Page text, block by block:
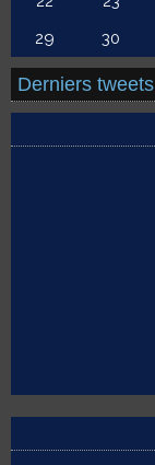
29
30
Derniers tweets